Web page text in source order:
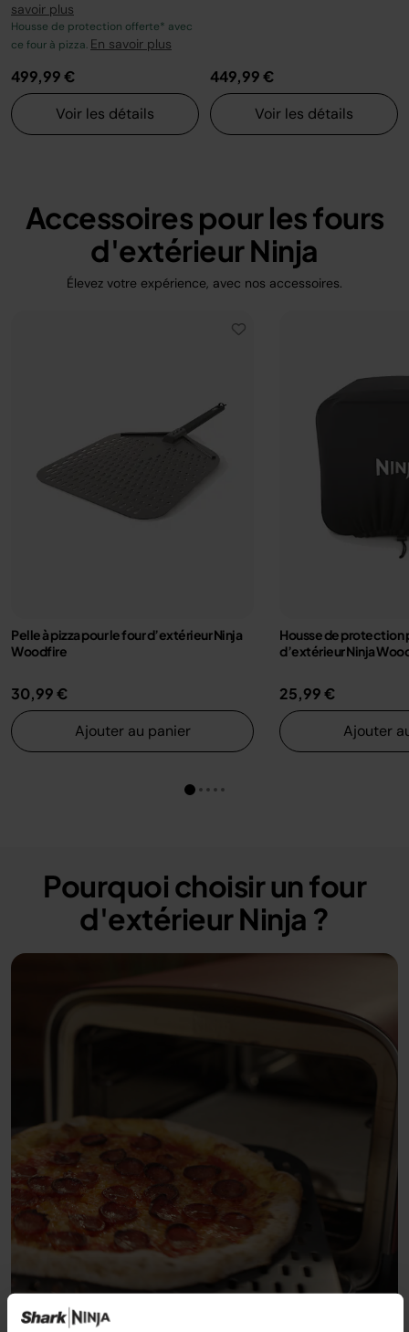
savoir plus
Housse de protection offerte* avec
ce four à pizza. En savoir plus
499,99 €
Voir les détails
449,99 €
Voir les détails
Accessoires pour les fours
d'extérieur Ninja
Élevez votre expérience, avec nos accessoires.
Pelle à pizza pour le four d’extérieur Ninja
Woodfire
30,99 €
Ajouter au panier
Housse de protection
d’extérieur Ninja
25,99 €
Ajouter
Pourquoi choisir un four
d'extérieur Ninja ?